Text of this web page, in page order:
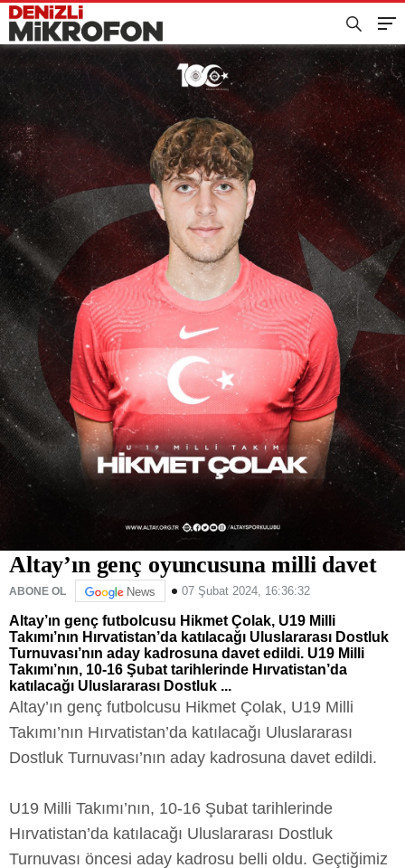
Altay’ın genç oyuncusuna milli davet
ABONE OL News 07 Şubat 2024, 16:36:32
Altay’ın genç futbolcusu Hikmet Çolak, U19 Milli
Takımı’nın Hırvatistan’da katılacağı Uluslararası Dostluk
Turnuvası’nın aday kadrosuna davet edildi. U19 Milli
Takımı’nın, 10-16 Şubat tarihlerinde Hırvatistan’da
katılacağı Uluslararası Dostluk ...
Altay’ın genç futbolcusu Hikmet Çolak, U19 Milli
Takımı’nın Hırvatistan’da katılacağı Uluslararası
Dostluk Turnuvası’nın aday kadrosuna davet edildi.
U19 Milli Takımı’nın, 10-16 Şubat tarihlerinde
Hırvatistan’da katılacağı Uluslararası Dostluk
Turnuvası öncesi aday kadrosu belli oldu. Geçtiğimiz